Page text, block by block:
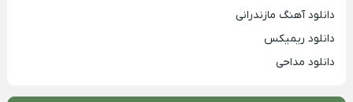
دانلود آهنگ مازندرانی
دانلود ریمیکس
دانلود مداحی